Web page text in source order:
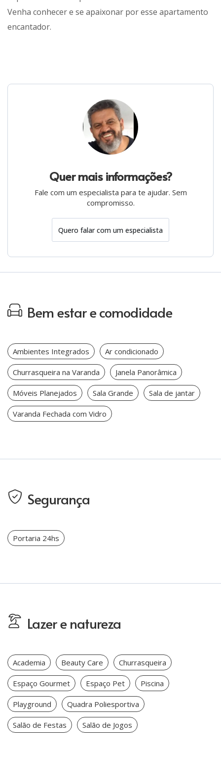
Venha conhecer e se apaixonar por esse apartamento
encantador.
Quer mais informações?
Fale com um especialista para te ajudar. Sem
compromisso.
Quero falar com um especialista
Bem estar e comodidade
Ambientes Integrados Ar condicionado
Churrasqueira na Varanda Janela Panorâmica
Móveis Planejados Sala Grande Sala de jantar
Varanda Fechada com Vidro
Segurança
Portaria 24hs
Lazer e natureza
Academia Beauty Care Churrasqueira
Espaço Gourmet Espaço Pet Piscina
Playground Quadra Poliesportiva
Salão de Festas Salão de Jogos